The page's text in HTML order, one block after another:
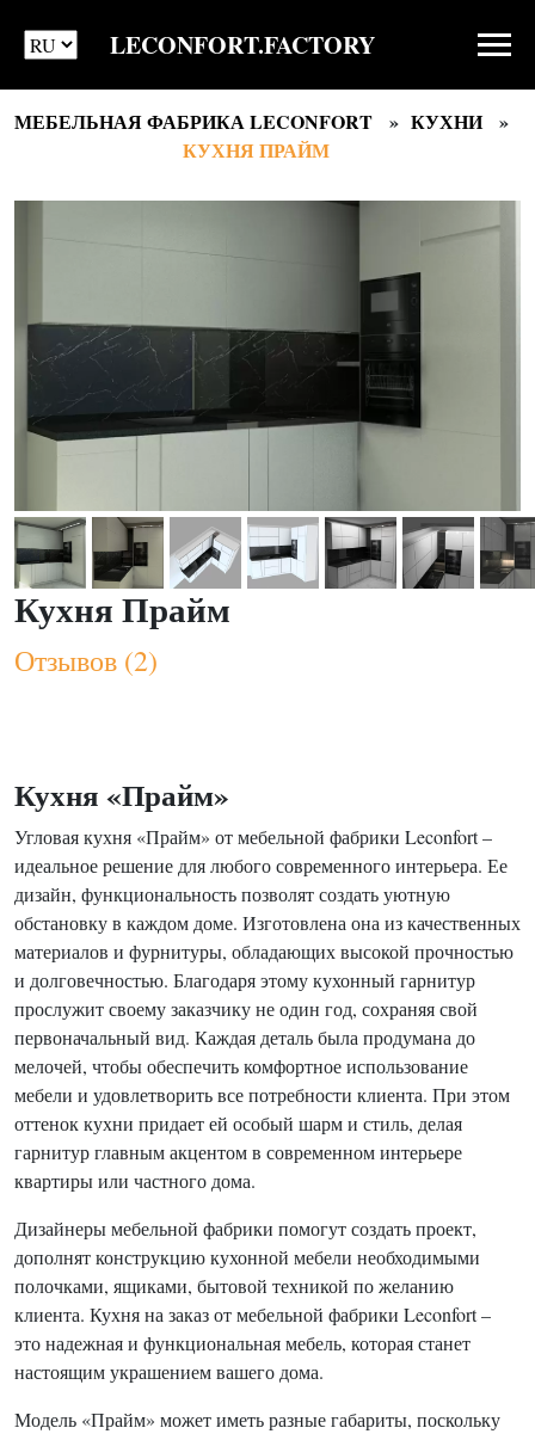
LECONFORT.FACTORY
МЕБЕЛЬНАЯ ФАБРИКА LECONFORT
КУХНИ
КУХНЯ ПРАЙМ
Кухня Прайм
Отзывов (2)
Кухня «Прайм»
Угловая кухня «Прайм» от мебельной фабрики Leconfort –
идеальное решение для любого современного интерьера. Ее
дизайн, функциональность позволят создать уютную
обстановку в каждом доме. Изготовлена она из качественных
материалов и фурнитуры, обладающих высокой прочностью
и долговечностью. Благодаря этому кухонный гарнитур
прослужит своему заказчику не один год, сохраняя свой
первоначальный вид. Каждая деталь была продумана до
мелочей, чтобы обеспечить комфортное использование
мебели и удовлетворить все потребности клиента. При этом
оттенок кухни придает ей особый шарм и стиль, делая
гарнитур главным акцентом в современном интерьере
квартиры или частного дома.
Дизайнеры мебельной фабрики помогут создать проект,
дополнят конструкцию кухонной мебели необходимыми
полочками, ящиками, бытовой техникой по желанию
клиента. Кухня на заказ от мебельной фабрики Leconfort –
это надежная и функциональная мебель, которая станет
настоящим украшением вашего дома.
Модель «Прайм» может иметь разные габариты, поскольку